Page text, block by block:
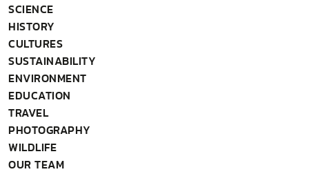
SCIENCE
HISTORY
CULTURES
SUSTAINABILITY
ENVIRONMENT
EDUCATION
TRAVEL
PHOTOGRAPHY
WILDLIFE
OUR TEAM